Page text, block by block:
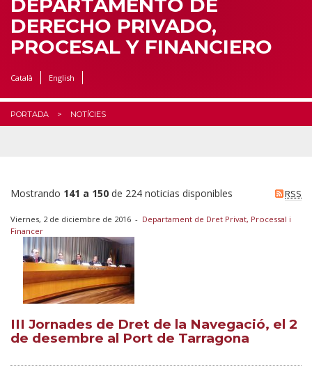
DEPARTAMENTO DE
DERECHO PRIVADO,
PROCESAL Y FINANCIERO
Català English
PORTADA NOTÍCIES
RSS
Mostrando 141 a 150 de 224 noticias disponibles
Viernes, 2 de diciembre de 2016 - Departament de Dret Privat, Processal i
Financer
III Jornades de Dret de la Navegació, el 2
de desembre al Port de Tarragona